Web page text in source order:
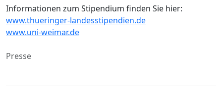
Informationen zum Stipendium finden Sie hier:
www.thueringer-landesstipendien.de
www.uni-weimar.de
Presse